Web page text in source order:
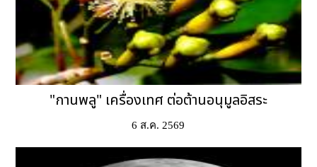
"กานพลู" เครื่องเทศ ต่อต้านอนุมูลอิสระ
6 ส.ค. 2569